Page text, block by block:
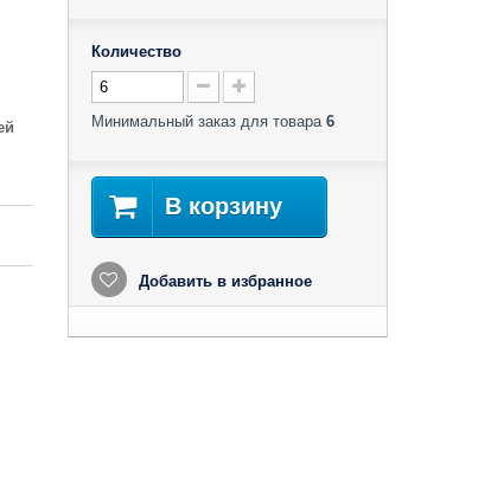
Количество
Минимальный заказ для товара 6
В корзину
Добавить в избранное